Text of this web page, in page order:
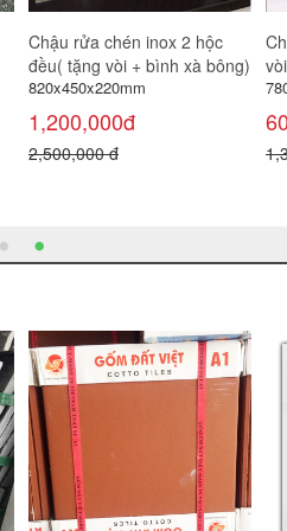
Chậu Rửa chén Nano 2 hộc
lệch 8245L (tặng vòi+ bình xà
bông)
Loại 1
820x450x230mm
2,000,000đ